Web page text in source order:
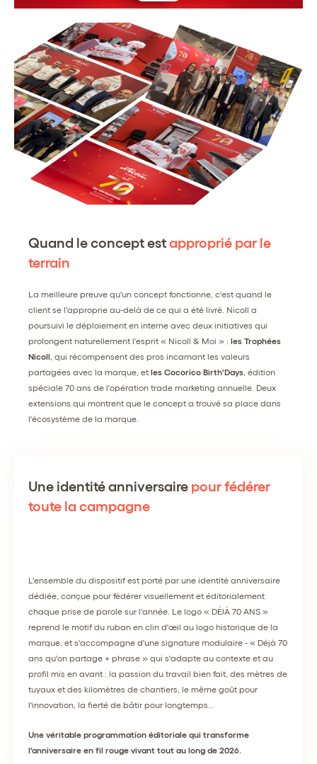
Quand le concept estapproprié par le
terrain
La meilleure preuve qu'un concept fonctionne, c'est quand le
client se l'approprie au-delà de ce qui a été livré. Nicoll a
poursuivi le déploiement en interne avec deux initiatives qui
prolongent naturellement l'esprit « Nicoll & Moi » : les Trophées
Nicoll, qui récompensent des pros incarnant les valeurs
partagées avec la marque, et les Cocorico Birth'Days, édition
spéciale 70 ans de l'opération trade marketing annuelle. Deux
extensions qui montrent que le concept a trouvé sa place dans
l'écosystème de la marque.
Une identité anniversaire pour fédérer
toute la campagne
L'ensemble du dispositif est porté par une identité anniversaire
dédiée, conçue pour fédérer visuellement et éditorialement
chaque prise de parole sur l'année. Le logo « DÉJÀ 70 ANS »
reprend le motif du ruban en clin d'œil au logo historique de la
marque, et s'accompagne d'une signature modulaire - « Déjà 70
ans qu'on partage + phrase » qui s'adapte au contexte et au
profil mis en avant : la passion du travail bien fait, des mètres de
tuyaux et des kilomètres de chantiers, le même goût pour
l'innovation, la fierté de bâtir pour longtemps...
Une véritable programmation éditoriale qui transforme
l'anniversaire en fil rouge vivant tout au long de 2026.